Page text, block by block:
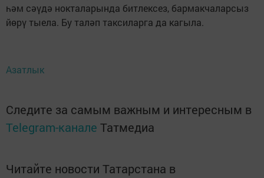
һәм сәүдә нокталарында битлексез, бармакчаларсыз
йөрү тыела. Бу таләп таксиларга да кагыла.
Азатлык
Следите за самым важным и интересным в
Telegram-канале Татмедиа
Читайте новости Татарстана в